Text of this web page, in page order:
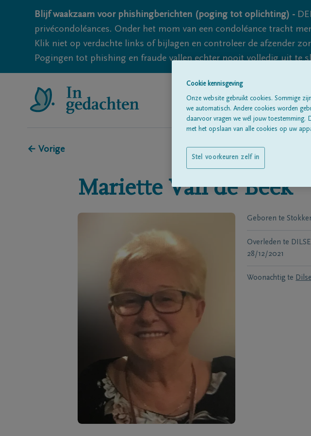
Blijf waakzaam voor phishingberichten (poging tot oplichting) -
privécondoléances. Onder het mom van een condoléance tracht
Klik niet op verdachte links of bijlagen en controleer de afzender
Pogingen tot phishing en fraude vallen echter nooit volledig uit te
← Vorige
Mariette Van de Beek
Geboren te
Overleden te
28/12/2021
Woonachtig te
Cookie kennisgeving
Onze website gebruikt cookies. Sommige
we automatisch. Andere cookies worden
daarvoor vragen we wél jouw toestemming.
met het opslaan van alle cookies op uw
Stel voorkeuren zelf in